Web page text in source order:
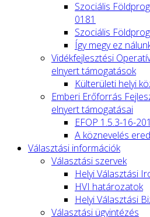
Szociális
0181
Szociális
Így megy ez
Vidékfejlesztési
elnyert támogatások
Külterületi helyi
Emberi Erőforrás
elnyert támogatásai
EFOP 1.5.3-16-
A köznevelés
Választási információk
Választási szervek
Helyi Választási
HVI határozatok
Helyi Választási
Választási ügyintézés